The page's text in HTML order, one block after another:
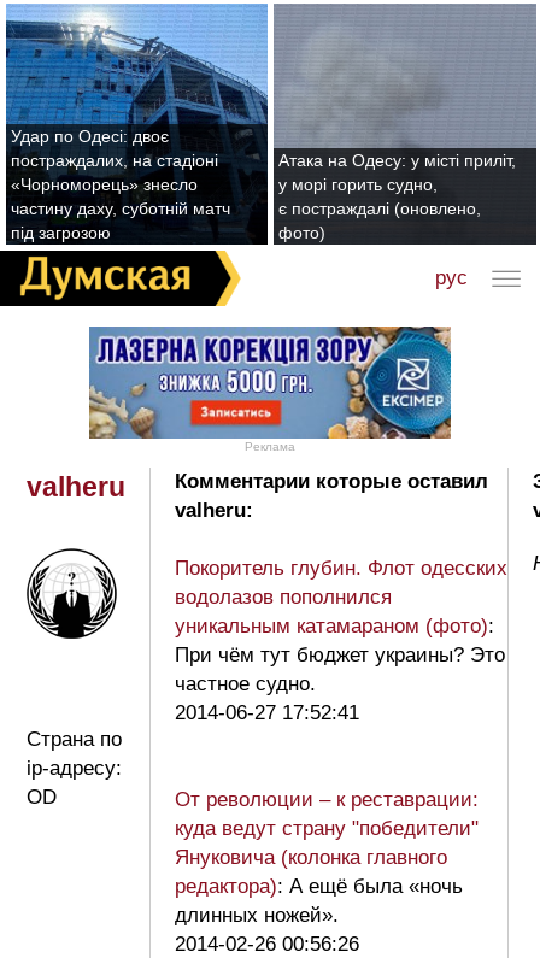
Удар по Одесі: двоє
постраждалих, на стадіоні
«Чорноморець» знесло
частину даху, суботній матч
під загрозою
Атака на Одесу: у місті приліт,
у морі горить судно,
є постраждалі (оновлено,
фото)
рус
Реклама
valheru
Страна по
ip-адресу:
OD
Комментарии которые оставил
valheru:
Покоритель глубин. Флот одесских
водолазов пополнился
уникальным катамараном (фото):
При чём тут бюджет украины? Это
частное судно.
2014-06-27 17:52:41
От революции – к реставрации:
куда ведут страну "победители"
Януковича (колонка главного
редактора): А ещё была «ночь
длинных ножей».
2014-02-26 00:56:26